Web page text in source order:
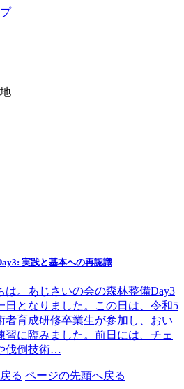
実践と基本への再認識
は。あじさいの会の森林整備Day3
日となりました。この日は、令和5
者育成研修卒業生が参加し、おい
習に臨みました。前日には、チェ
伐倒技術…
る ページの先頭へ戻る